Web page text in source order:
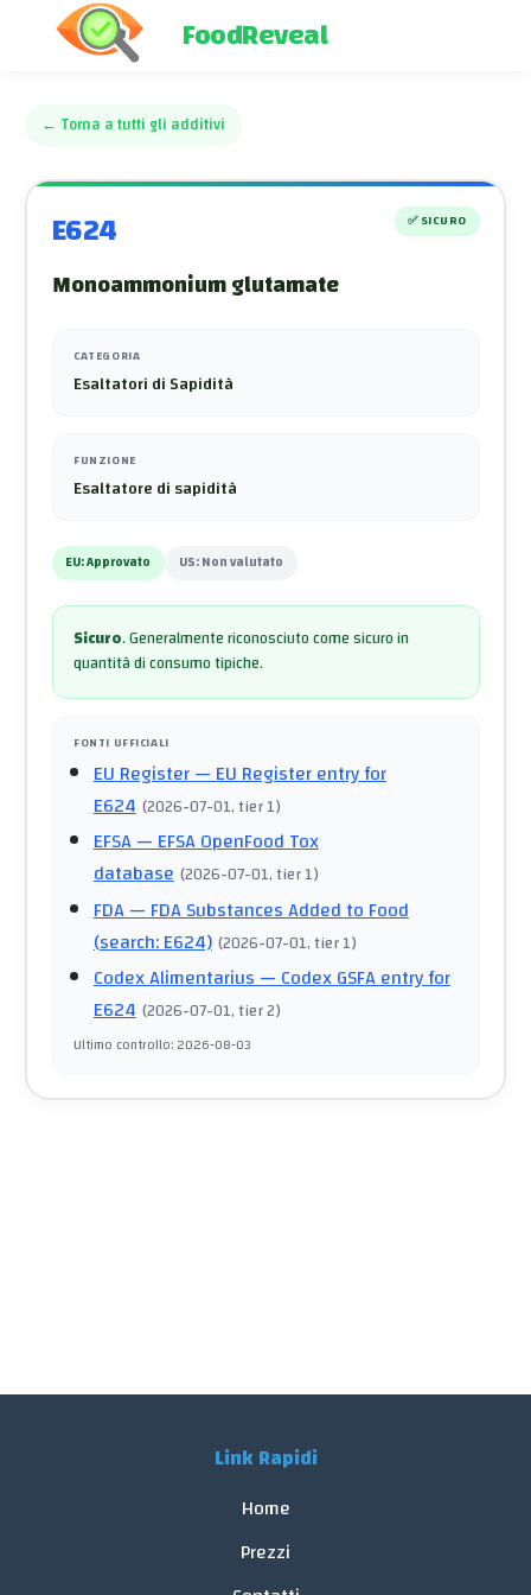
FoodReveal
← Torna a tutti gli additivi
E624 ✅SICURO
Monoammonium glutamate
CATEGORIA
Esaltatori di Sapidità
FUNZIONE
Esaltatore di sapidità
EU:Approvato US:Non valutato
Sicuro.Generalmente riconosciuto come sicuro in
quantità di consumo tipiche.
FONTI UFFICIALI
EU Register— EU Register entry for
E624 (2026-07-01, tier 1)
EFSA— EFSA OpenFood Tox
database (2026-07-01, tier 1)
FDA— FDA Substances Added to Food
(search: E624) (2026-07-01, tier 1)
Codex Alimentarius— Codex GSFA entry for
E624 (2026-07-01, tier 2)
Ultimo controllo:2026-08-03
Link Rapidi
Home
Prezzi